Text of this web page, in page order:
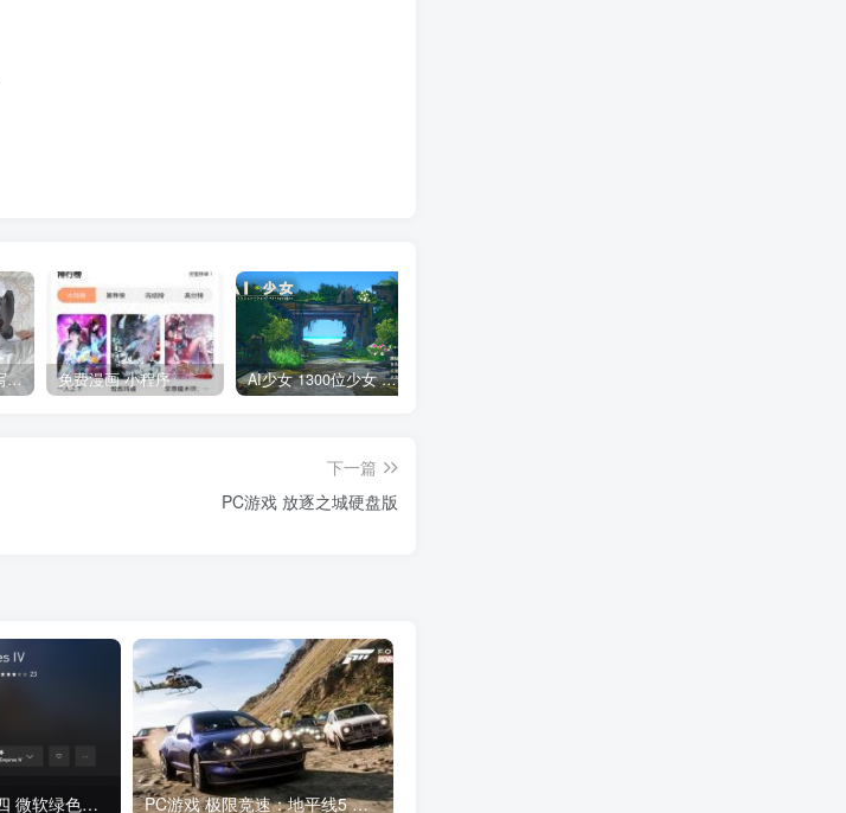
童颜网红樱井宁宁写真集套图 免费漫画 小程序 AI少女 1300位少女 捏脸面补数据整合包 总有一位是你想要的
下一篇
PC游戏 放逐之城硬盘版
PC游戏帝国时代四 微软绿色中文版 PC游戏 极限竞速：地平线5 硬盘离线版